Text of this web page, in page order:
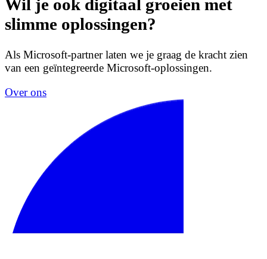
Wil je ook digitaal groeien met
slimme oplossingen?
Als Microsoft-partner laten we je graag de kracht zien
van een geïntegreerde Microsoft-oplossingen.
Over ons